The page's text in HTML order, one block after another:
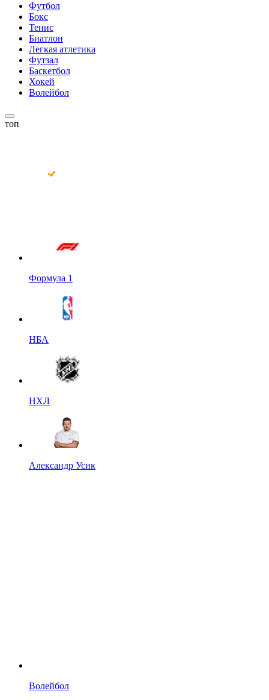
Футбол
Бокс
Тенис
Биатлон
Легкая атлетика
Футзал
Баскетбол
Хокей
Волейбол
топ
Формула 1
НБА
НХЛ
Александр Усик
Волейбол